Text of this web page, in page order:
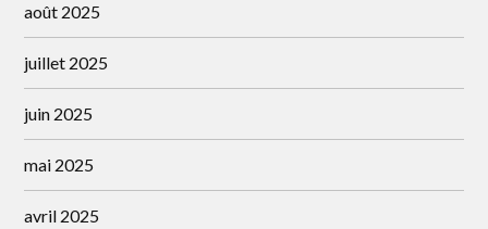
août 2025
juillet 2025
juin 2025
mai 2025
avril 2025